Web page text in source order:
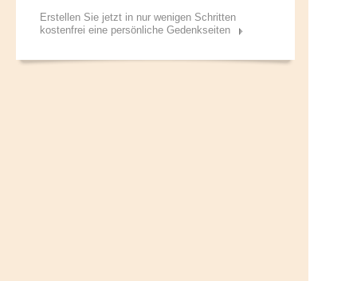
Erstellen Sie jetzt in nur wenigen Schritten
kostenfrei eine persönliche Gedenkseiten